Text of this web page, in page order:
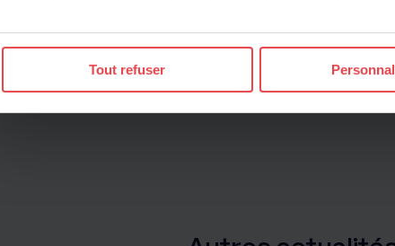
Si vous le permettez, nous aimerions également :
Identifier votre appareil en l'analysant activement pour
protection des données personnelles en
cliquant ici
Tout refuser